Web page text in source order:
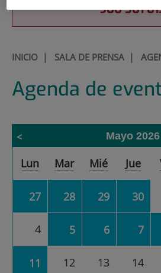
900 301
INICIO| SALA DE PRENSA|
Agenda de
Mayo 2026
Agenda
eventos
correspondiente
Lun Mar Mié Jue
27 28 29 30
4 5 6 7
11 12 13 14